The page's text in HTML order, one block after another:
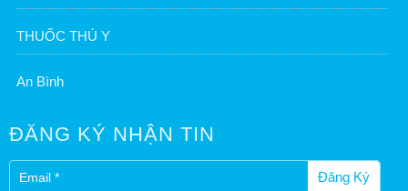
THUỐC THÚ Y
An Bình
ĐĂNG KÝ NHẬN TIN
Đăng Ký